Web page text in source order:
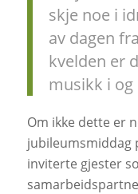
skje noe i
av dagen
kvelden er
musikk i
Om ikke dette er
jubileumsmiddag
inviterte gjester